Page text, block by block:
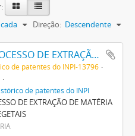
Direção: Descendente
UM NOVO PROCESSO DE EXTRAÇÃO DE MATERIA CORANTE DOS VEGETAES
de patentes do INPI-13796
de patentes do INPI
DE EXTRAÇÃO DE MATÉRIA